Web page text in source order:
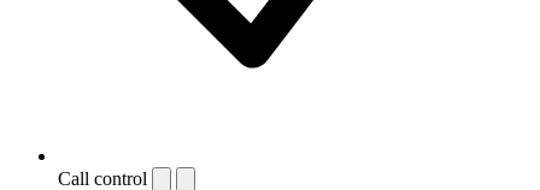
Call control